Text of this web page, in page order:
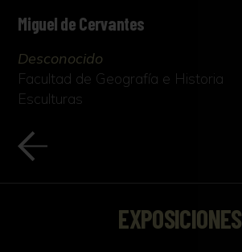
Miguel de Cervantes
Desconocido
Facultad de Geografía e Historia
Esculturas
EXPOSICIONES